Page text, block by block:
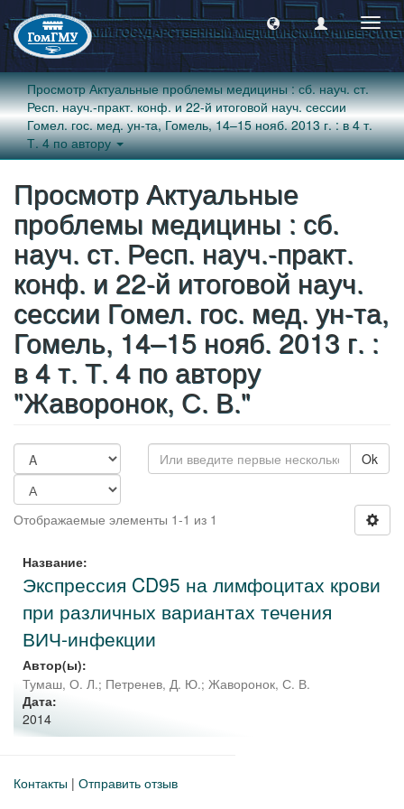
Просмотр Актуальные проблемы медицины : сб. науч. ст.
Респ. науч.-практ. конф. и 22-й итоговой науч. сессии
Гомел. гос. мед. ун-та, Гомель, 14–15 нояб. 2013 г. : в 4 т.
Т. 4 по автору
Просмотр Актуальные
проблемы медицины : сб.
науч. ст. Респ. науч.-практ.
конф. и 22-й итоговой науч.
сессии Гомел. гос. мед. ун-та,
Гомель, 14–15 нояб. 2013 г. :
в 4 т. Т. 4 по автору
"Жаворонок, С. В."
Ok
Отображаемые элементы 1-1 из 1
Название:
Экспрессия CD95 на лимфоцитах крови
при различных вариантах течения
ВИЧ-инфекции
Автор(ы):
Тумаш, О. Л.; Петренев, Д. Ю.; Жаворонок, С. В.
Дата:
2014
Контакты | Отправить отзыв